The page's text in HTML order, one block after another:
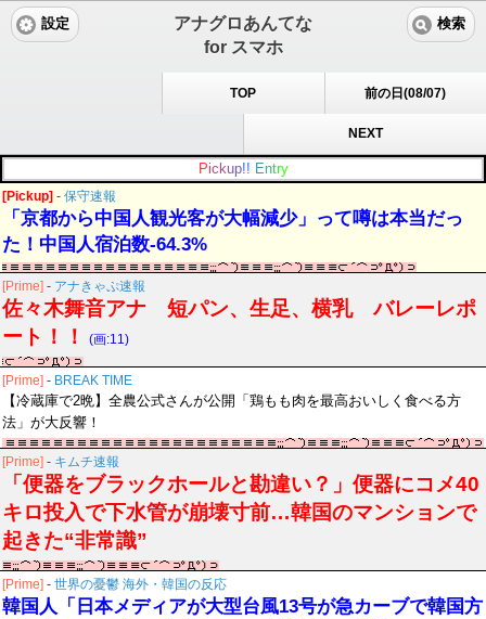
アナグロあんてな
for スマホ
設定 検索
TOP 前の日(08/07)
NEXT
Pic kup!! Entry
[Pickup] - 保守速報
「京都から中国人観光客が大幅減少」って噂は本当だっ
た！中国人宿泊数-64.3%
[Prime] - アナきゃぷ速報
佐々木舞音アナ 短パン、生足、横乳 バレーレポ
ート！！
(画:11)
[Prime] - BREAK TIME
【冷蔵庫で2晩】全農公式さんが公開「鶏もも肉を最高おいしく食べる方
法」が大反響！
[Prime] - キムチ速報
「便器をブラックホールと勘違い？」便器にコメ40
キロ投入で下水管が崩壊寸前…韓国のマンションで
起きた“非常識”
[Prime] - 世界の憂鬱 海外・韓国の反応
韓国人「日本メディアが大型台風13号が急カーブで韓国方